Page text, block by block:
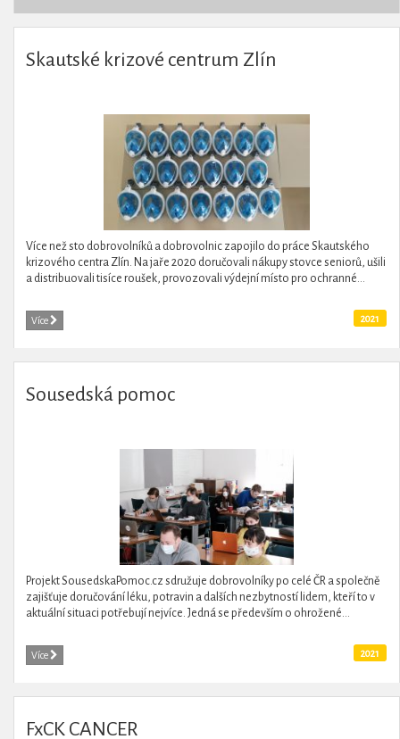
Skautské krizové centrum Zlín
Více než sto dobrovolníků a dobrovolnic zapojilo do práce Skautského
krizového centra Zlín. Na jaře 2020 doručovali nákupy stovce seniorů, ušili
a distribuovali tisíce roušek, provozovali výdejní místo pro ochranné...
Více 2021
Sousedská pomoc
Projekt SousedskaPomoc.cz sdružuje dobrovolníky po celé ČR a společně
zajišťuje doručování léku, potravin a dalších nezbytností lidem, kteří to v
aktuální situaci potřebují nejvíce. Jedná se především o ohrožené...
Více 2021
FxCK CANCER